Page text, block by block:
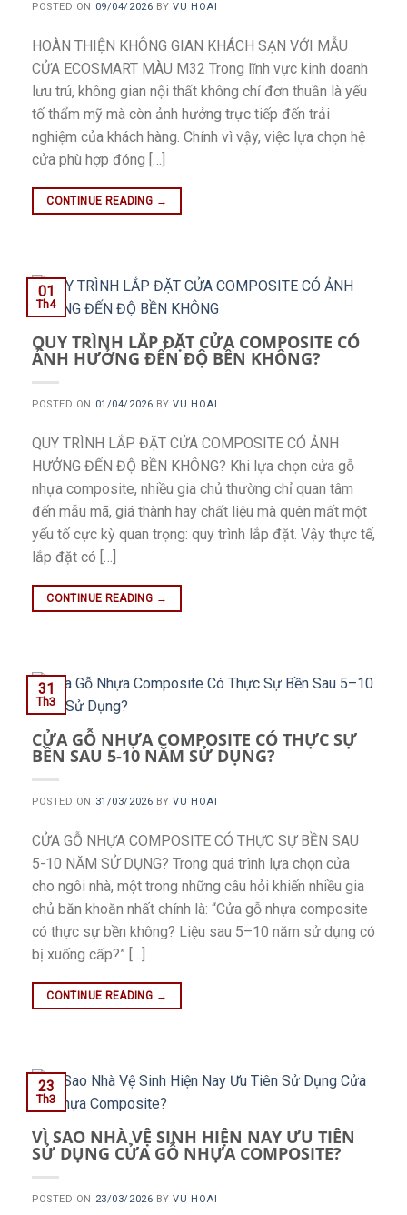
POSTED ON 09/04/2026 BYVU HOAI
HOÀN THIỆN KHÔNG GIAN KHÁCH SẠN VỚI MẪU
CỬA ECOSMART MÀU M32 Trong lĩnh vực kinh doanh
lưu trú, không gian nội thất không chỉ đơn thuần là yếu
tố thẩm mỹ mà còn ảnh hưởng trực tiếp đến trải
nghiệm của khách hàng. Chính vì vậy, việc lựa chọn hệ
cửa phù hợp đóng […]
CONTINUE READING →
QUY TRÌNH LẮP ĐẶT CỬA COMPOSITE CÓ
ẢNH HƯỞNG ĐẾN ĐỘ BỀN KHÔNG?
POSTED ON 01/04/2026 BYVU HOAI
01
Th4
QUY TRÌNH LẮP ĐẶT CỬA COMPOSITE CÓ ẢNH
HƯỞNG ĐẾN ĐỘ BỀN KHÔNG? Khi lựa chọn cửa gỗ
nhựa composite, nhiều gia chủ thường chỉ quan tâm
đến mẫu mã, giá thành hay chất liệu mà quên mất một
yếu tố cực kỳ quan trọng: quy trình lắp đặt. Vậy thực tế,
lắp đặt có […]
CONTINUE READING →
CỬA GỖ NHỰA COMPOSITE CÓ THỰC SỰ
BỀN SAU 5-10 NĂM SỬ DỤNG?
POSTED ON 31/03/2026 BYVU HOAI
31
Th3
CỬA GỖ NHỰA COMPOSITE CÓ THỰC SỰ BỀN SAU
5-10 NĂM SỬ DỤNG? Trong quá trình lựa chọn cửa
cho ngôi nhà, một trong những câu hỏi khiến nhiều gia
chủ băn khoăn nhất chính là: “Cửa gỗ nhựa composite
có thực sự bền không? Liệu sau 5–10 năm sử dụng có
bị xuống cấp?” […]
CONTINUE READING →
VÌ SAO NHÀ VỆ SINH HIỆN NAY ƯU TIÊN
SỬ DỤNG CỬA GỖ NHỰA COMPOSITE?
POSTED ON 23/03/2026 BYVU HOAI
23
Th3